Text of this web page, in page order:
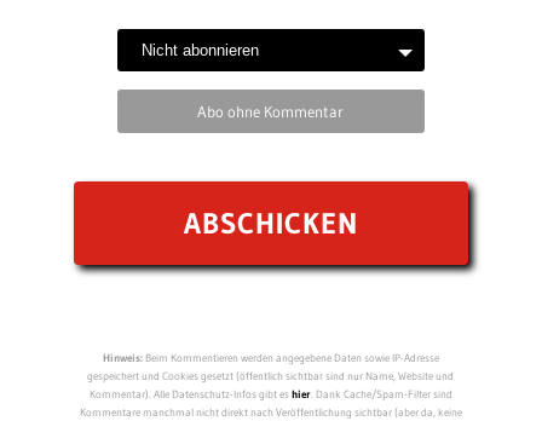
Abo ohne Kommentar
Hinweis:Beim Kommentieren werden angegebene Daten sowie IP-Adresse
gespeichert und Cookies gesetzt (öffentlich sichtbar sind nur Name, Website und
Kommentar). Alle Datenschutz-Infos gibt eshier. Dank Cache/Spam-Filter sind
Kommentare manchmal nicht direkt nach Veröffentlichung sichtbar (aber da, keine